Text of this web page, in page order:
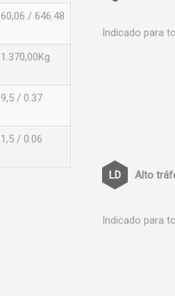
60,06 / 646.48
1.370,00Kg
9,5 / 0.37
1,5 / 0.06
Indicado para
Alto
Indicado para